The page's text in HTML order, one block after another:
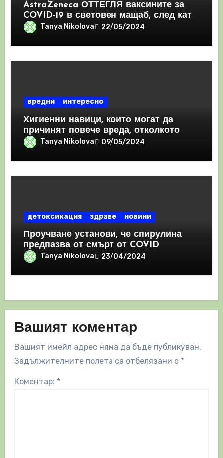
AstraZeneca ОТТЕГЛЯ ваксините за
COVID-19 в световен мащаб, след като
призна, че те причиняват КРЪВНИ
Tanya Nikolova 22/05/2024
вредни интересно
Хигиенни навици, които могат да
причинят повече вреда, отколкото
ползаTanya Nikolova 09/05/2024
детоксикация здраве новини
Проучване установи, че спирулина
предпазва от смърт от COVID
Tanya Nikolova 23/04/2024
Вашият коментар
Вашият имейл адрес няма да бъде публикуван.
Задължителните полета са отбелязани с *
Коментар: *